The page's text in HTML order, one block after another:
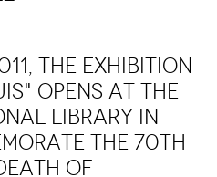
the exhibition
opens at the
Library in
the 70th
of